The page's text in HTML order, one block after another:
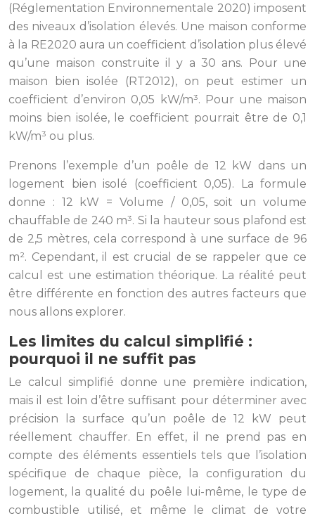
(Réglementation Environnementale 2020) imposent
des niveaux d’isolation élevés. Une maison conforme
à la RE2020 aura un coefficient d’isolation plus élevé
qu’une maison construite il y a 30 ans. Pour une
maison bien isolée (RT2012), on peut estimer un
coefficient d’environ 0,05 kW/m³. Pour une maison
moins bien isolée, le coefficient pourrait être de 0,1
kW/m³ ou plus.
Prenons l’exemple d’un poêle de 12 kW dans un
logement bien isolé (coefficient 0,05). La formule
donne : 12 kW = Volume / 0,05, soit un volume
chauffable de 240 m³. Si la hauteur sous plafond est
de 2,5 mètres, cela correspond à une surface de 96
m². Cependant, il est crucial de se rappeler que ce
calcul est une estimation théorique. La réalité peut
être différente en fonction des autres facteurs que
nous allons explorer.
Les limites du calcul simplifié :
pourquoi il ne suffit pas
Le calcul simplifié donne une première indication,
mais il est loin d’être suffisant pour déterminer avec
précision la surface qu’un poêle de 12 kW peut
réellement chauffer. En effet, il ne prend pas en
compte des éléments essentiels tels que l’isolation
spécifique de chaque pièce, la configuration du
logement, la qualité du poêle lui-même, le type de
combustible utilisé, et même le climat de votre